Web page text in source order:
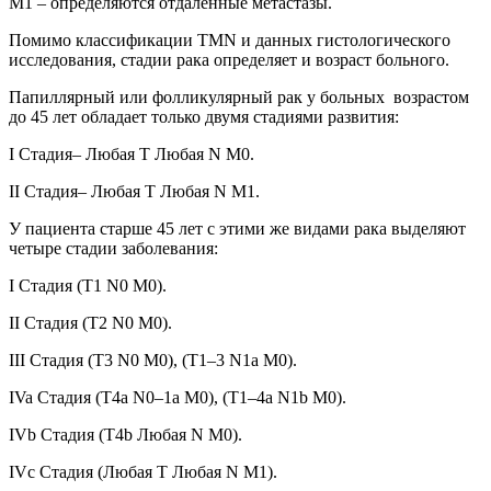
Помимо классификации TMN и данных гистологического
исследования, стадии рака определяет и возраст больного.
Папиллярный или фолликулярный рак у больных возрастом
до 45 лет обладает только двумя стадиями развития:
I Стадия– Любая T Любая N M0.
II Стадия– Любая T Любая N M1.
У пациента старше 45 лет с этими же видами рака выделяют
четыре стадии заболевания:
I Стадия (T1 N0 M0).
II Стадия (T2 N0 M0).
III Стадия (T3 N0 M0), (T1–3 N1a M0).
IVa Стадия (T4a N0–1a M0), (T1–4a N1b M0).
IVb Стадия (T4b Любая N M0).
IVc Стадия (Любая T Любая N M1).